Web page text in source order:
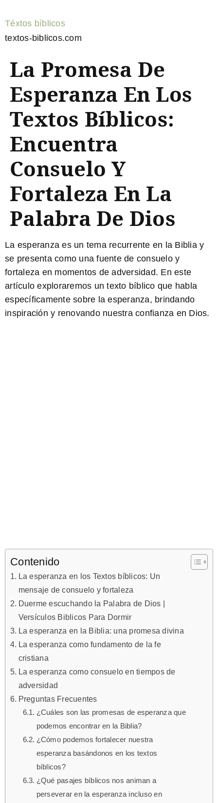
Téxtos bíblicos
textos-biblicos.com
La Promesa De
Esperanza En Los
Textos Bíblicos:
Encuentra
Consuelo Y
Fortaleza En La
Palabra De Dios
La esperanza es un tema recurrente en la Biblia y
se presenta como una fuente de consuelo y
fortaleza en momentos de adversidad. En este
artículo exploraremos untexto bíblico que habla
específicamente sobre laesperanza, brindando
inspiración y renovando nuestra confianza en Dios.
Contenido
La esperanza en los Textos bíblicos: Un
mensaje de consuelo y fortaleza
Duerme escuchando la Palabra de Dios |
Versículos Biblicos Para Dormir
La esperanza en la Biblia: una promesa divina
La esperanza como fundamento de la fe
cristiana
La esperanza como consuelo en tiempos de
adversidad
Preguntas Frecuentes
¿Cuáles son las promesas de esperanza que
podemos encontrar en la Biblia?
¿Cómo podemos fortalecer nuestra
esperanza basándonos en los textos
bíblicos?
¿Qué pasajes bíblicos nos animan a
perseverar en la esperanza incluso en